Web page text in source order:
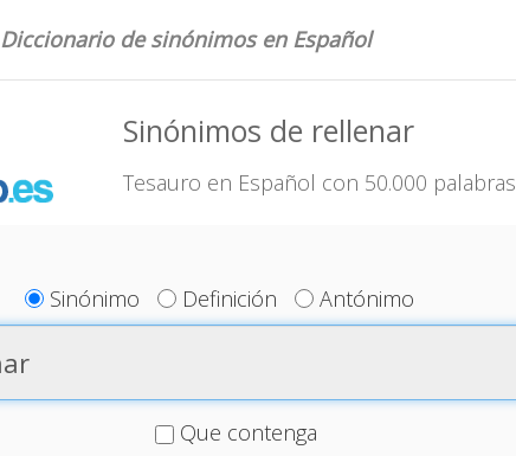
Diccionario de sinónimos en Español
Sinónimos de rellenar
Tesauro en Español con 50.000 palabras
Sinónimo Definición Antónimo
Que contenga